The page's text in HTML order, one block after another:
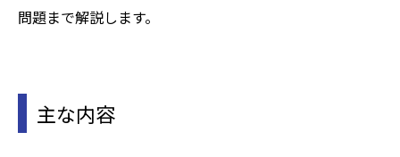
問題まで解説します。
主な内容